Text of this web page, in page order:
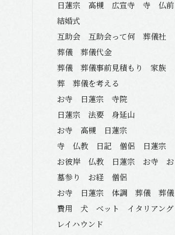
日蓮宗 高槻 広宣寺 寺 仏前
結婚式
互助会 互助会って何 葬儀社
葬儀 葬儀代金
葬儀 葬儀事前見積もり 家族
葬 葬儀を考える
お寺 日蓮宗 寺院
日蓮宗 法要 身延山
お寺 高槻 日蓮宗
寺 仏教 日記 僧侶 日蓮宗
お彼岸 仏教 日蓮宗 お寺 お
墓参り お経 僧侶
お寺 日蓮宗 体調 葬儀 葬儀
費用 犬 ベット イタリアング
レイハウンド